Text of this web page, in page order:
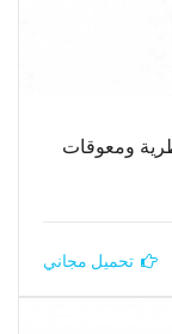
ومعوقات
تحميل مجاني